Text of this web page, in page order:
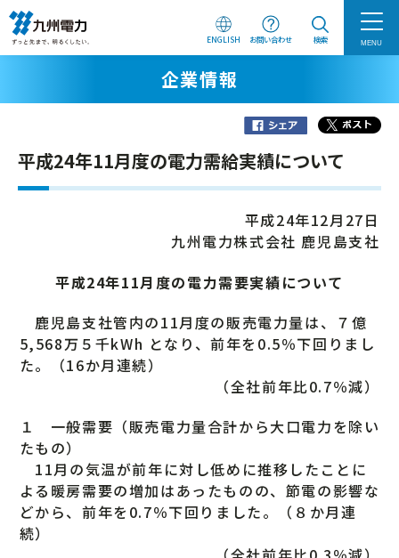
ENGLISH お問い合わせ 検索 MENU
企業情報
平成24年11月度の電力需給実績について
平成24年12月27日
九州電力株式会社 鹿児島支社
平成24年11月度の電力需要実績について
鹿児島支社管内の11月度の販売電力量は、７億
5,568万５千kWh となり、前年を0.5％下回りまし
た。（16か月連続）
（全社前年比0.7％減）
１ 一般需要（販売電力量合計から大口電力を除い
たもの）
11月の気温が前年に対し低めに推移したことに
よる暖房需要の増加はあったものの、節電の影響な
どから、前年を0.7％下回りました。（８か月連
続）